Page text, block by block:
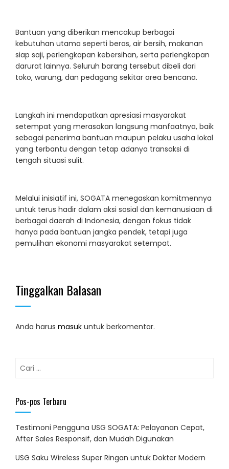
Bantuan yang diberikan mencakup berbagai
kebutuhan utama seperti beras, air bersih, makanan
siap saji, perlengkapan kebersihan, serta perlengkapan
darurat lainnya. Seluruh barang tersebut dibeli dari
toko, warung, dan pedagang sekitar area bencana.
Langkah ini mendapatkan apresiasi masyarakat
setempat yang merasakan langsung manfaatnya, baik
sebagai penerima bantuan maupun pelaku usaha lokal
yang terbantu dengan tetap adanya transaksi di
tengah situasi sulit.
Melalui inisiatif ini, SOGATA menegaskan komitmennya
untuk terus hadir dalam aksi sosial dan kemanusiaan di
berbagai daerah di Indonesia, dengan fokus tidak
hanya pada bantuan jangka pendek, tetapi juga
pemulihan ekonomi masyarakat setempat.
Tinggalkan Balasan
Anda harus masuk untuk berkomentar.
untuk:
Pos-pos Terbaru
Testimoni Pengguna USG SOGATA: Pelayanan Cepat,
After Sales Responsif, dan Mudah Digunakan
USG Saku Wireless Super Ringan untuk Dokter Modern